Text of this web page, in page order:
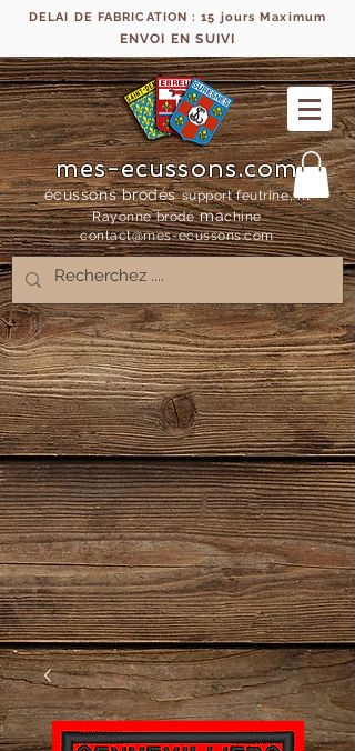
DELAI DE FABRICATION : 15 jours Maximum
ENVOI EN SUIVI
mes-ecussons.com
écussons brodés support feutrine, fil
Rayonne brodémachine
contact@mes-ecussons.com